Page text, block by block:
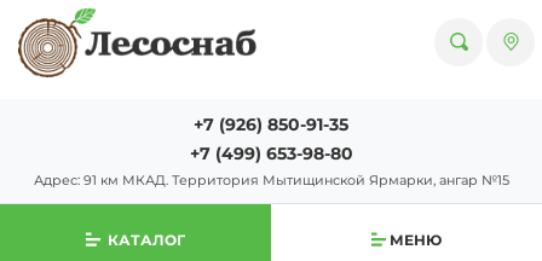
+7 (926) 850-91-35
+7 (499) 653-98-80
Адрес: 91 км МКАД. Территория Мытищинской Ярмарки, ангар №15
КАТАЛОГ МЕНЮ